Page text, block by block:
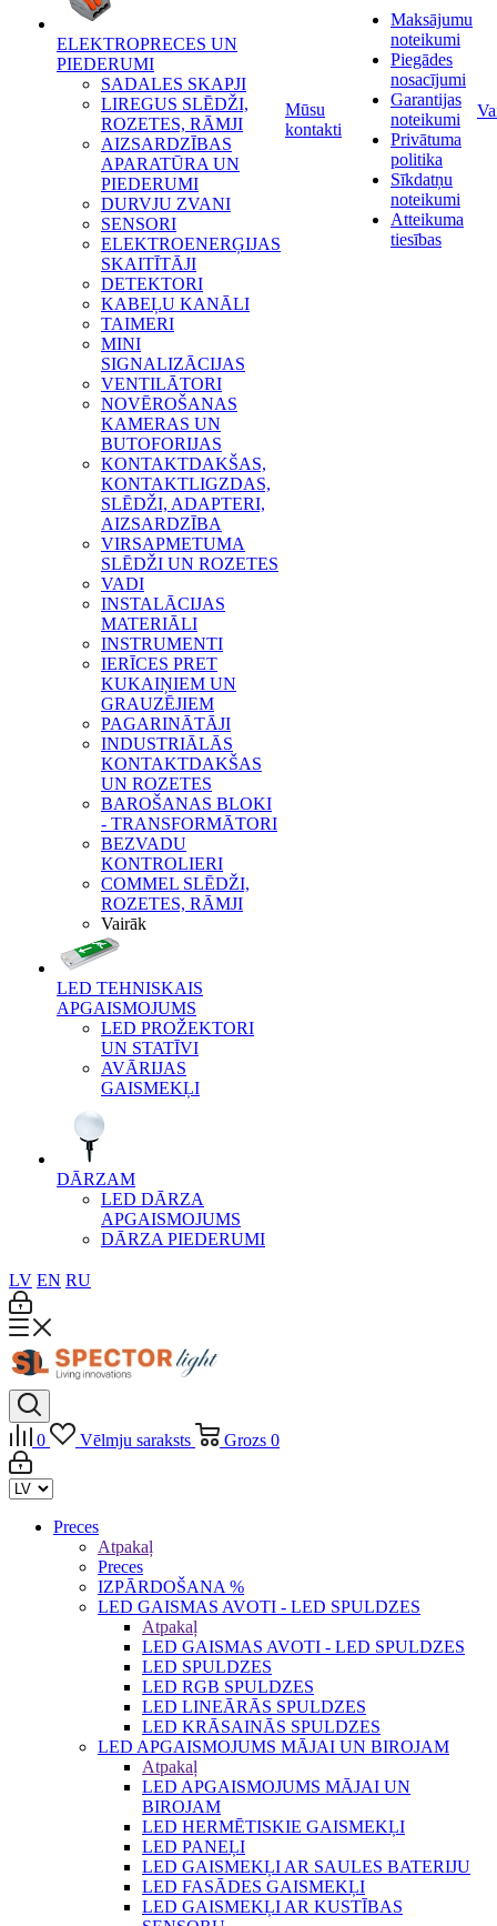
ELEKTROPRECES UN
PIEDERUMI
SADALES SKAPJI
LIREGUS SLĒDŽI,
ROZETES, RĀMJI
AIZSARDZĪBAS
APARATŪRA UN
PIEDERUMI
DURVJU ZVANI
SENSORI
ELEKTROENERĢIJAS
SKAITĪTĀJI
DETEKTORI
KABEĻU KANĀLI
TAIMERI
MINI
SIGNALIZĀCIJAS
VENTILĀTORI
NOVĒROŠANAS
KAMERAS UN
BUTOFORIJAS
KONTAKTDAKŠAS,
KONTAKTLIGZDAS,
SLĒDŽI, ADAPTERI,
AIZSARDZĪBA
VIRSAPMETUMA
SLĒDŽI UN ROZETES
VADI
INSTALĀCIJAS
MATERIĀLI
INSTRUMENTI
IERĪCES PRET
KUKAIŅIEM UN
GRAUZĒJIEM
PAGARINĀTĀJI
INDUSTRIĀLĀS
KONTAKTDAKŠAS
UN ROZETES
BAROŠANAS BLOKI
- TRANSFORMĀTORI
BEZVADU
KONTROLIERI
COMMEL SLĒDŽI,
ROZETES, RĀMJI
Vairāk
LED TEHNISKAIS
APGAISMOJUMS
LED PROŽEKTORI
UN STATĪVI
AVĀRIJAS
GAISMEKĻI
DĀRZAM
LED DĀRZA
APGAISMOJUMS
DĀRZA PIEDERUMI
Mūsu
kontakti
Maksājumu
noteikumi
Piegādes
nosacījumi
Garantijas
noteikumi
Privātuma
politika
Sīkdatņu
noteikumi
Atteikuma
tiesības
LV EN RU
0 Vēlmju saraksts Grozs 0
Preces
Atpakaļ
Preces
IZPĀRDOŠANA %
LED GAISMAS AVOTI - LED SPULDZES
Atpakaļ
LED GAISMAS AVOTI - LED SPULDZES
LED SPULDZES
LED RGB SPULDZES
LED LINEĀRĀS SPULDZES
LED KRĀSAINĀS SPULDZES
LED APGAISMOJUMS MĀJAI UN BIROJAM
Atpakaļ
LED APGAISMOJUMS MĀJAI UN
BIROJAM
LED HERMĒTISKIE GAISMEKĻI
LED PANEĻI
LED GAISMEKĻI AR SAULES BATERIJU
LED FASĀDES GAISMEKĻI
LED GAISMEKĻI AR KUSTĪBAS